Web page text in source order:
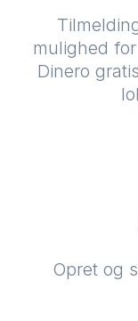
mulighed
Dinero
Opret og